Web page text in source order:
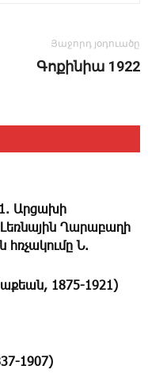
Յաջորդ յօդուածը
Գոքինիա 1922
Արցախի
Ղարաբաղի
Ն.
1875-1921)
1907)